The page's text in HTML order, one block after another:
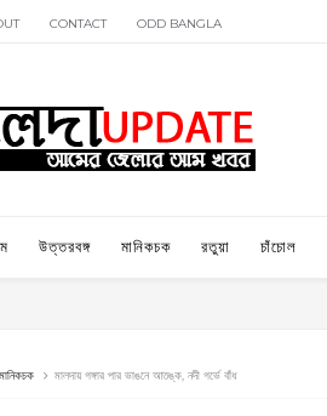
CONTACT ODD BANGLA
উত্তরবঙ্গ মানিকচক রতুয়া চাঁচোল
মানিকচক মালদায় গঙ্গার পার ভাঙনে আতঙ্ক, নদী গর্ভে বাঁধ